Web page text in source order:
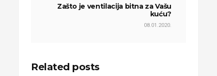
Zašto je ventilacija bitna za Vašu
kuću?
08.01.2020.
Related posts